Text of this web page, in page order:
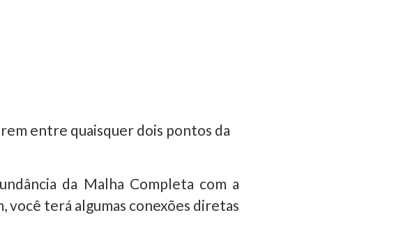
entre quaisquer dois pontos da
da Malha Completa com a
você terá algumas conexões diretas